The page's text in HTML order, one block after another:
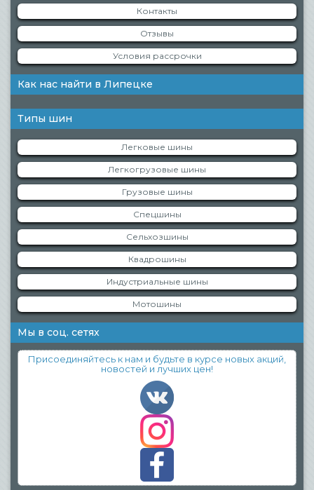
Контакты
Отзывы
Условия рассрочки
Как нас найти в Липецке
Типы шин
Легковые шины
Легкогрузовые шины
Грузовые шины
Спецшины
Сельхозшины
Квадрошины
Индустриальные шины
Мотошины
Мы в соц. сетях
Присоединяйтесь к нам и будьте в курсе новых акций,
новостей и лучших цен!